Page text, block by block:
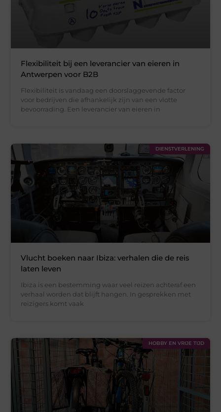
Flexibiliteit bij een leverancier van eieren in
Antwerpen voor B2B
Flexibiliteit is vandaag een doorslaggevende factor
voor bedrijven die afhankelijk zijn van een vlotte
bevoorrading. Een leverancier van eieren in
DIENSTVERLENING
Vlucht boeken naar Ibiza: verhalen die de reis
laten leven
Ibiza is een bestemming waar veel reizen achteraf een
verhaal worden dat blijft hangen. In gesprekken met
reizigers komt vaak
HOBBY EN VRIJE TIJD